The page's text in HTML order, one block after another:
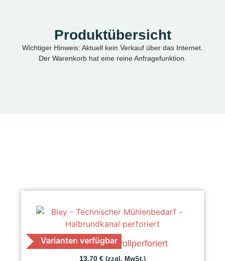
Produktübersicht
Wichtiger Hinweis: Aktuell kein Verkauf über das Internet.
Der Warenkorb hat eine reine Anfragefunktion.
Varianten verfügbar
K 30 Getreide, vollperforiert
13,70 € (zzgl. MwSt.)